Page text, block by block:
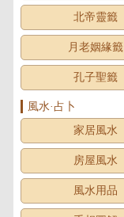
北帝靈籤
月老姻緣籤
孔子聖籤
風水·占卜
家居風水
房屋風水
風水用品